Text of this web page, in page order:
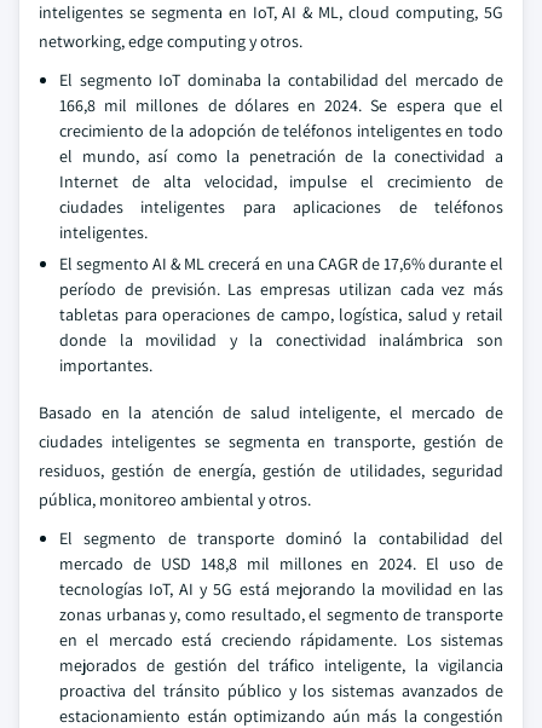
inteligentes se segmenta en IoT, AI & ML, cloud computing, 5G
networking, edge computing y otros.
El segmento IoT dominaba la contabilidad del mercado de
166,8 mil millones de dólares en 2024. Se espera que el
crecimiento de la adopción de teléfonos inteligentes en todo
el mundo, así como la penetración de la conectividad a
Internet de alta velocidad, impulse el crecimiento de
ciudades inteligentes para aplicaciones de teléfonos
inteligentes.
El segmento AI & ML crecerá en una CAGR de 17,6% durante el
período de previsión. Las empresas utilizan cada vez más
tabletas para operaciones de campo, logística, salud y retail
donde la movilidad y la conectividad inalámbrica son
importantes.
Basado en la atención de salud inteligente, el mercado de
ciudades inteligentes se segmenta en transporte, gestión de
residuos, gestión de energía, gestión de utilidades, seguridad
pública, monitoreo ambiental y otros.
El segmento de transporte dominó la contabilidad del
mercado de USD 148,8 mil millones en 2024. El uso de
tecnologías IoT, AI y 5G está mejorando la movilidad en las
zonas urbanas y, como resultado, el segmento de transporte
en el mercado está creciendo rápidamente. Los sistemas
mejorados de gestión del tráfico inteligente, la vigilancia
proactiva del tránsito público y los sistemas avanzados de
estacionamiento están optimizando aún más la congestión